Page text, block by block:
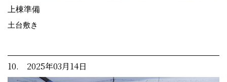
上棟準備
土台敷き
10. 2025年03月14日